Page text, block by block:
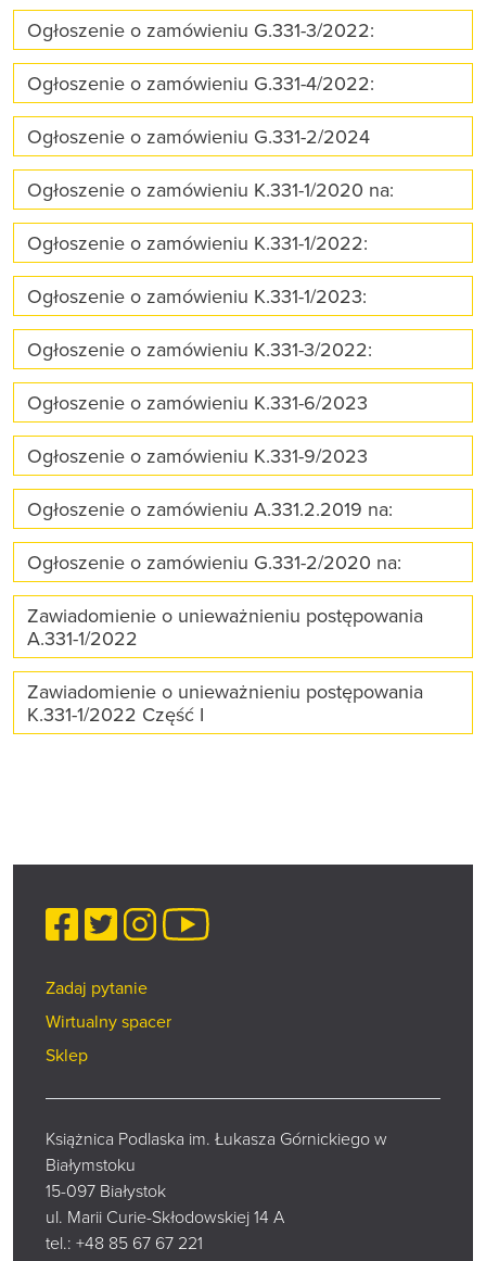
Ogłoszenie o zamówieniu G.331-3/2022:
Ogłoszenie o zamówieniu G.331-4/2022:
Ogłoszenie o zamówieniu G.331-2/2024
Ogłoszenie o zamówieniu K.331-1/2020 na:
Ogłoszenie o zamówieniu K.331-1/2022:
Ogłoszenie o zamówieniu K.331-1/2023:
Ogłoszenie o zamówieniu K.331-3/2022:
Ogłoszenie o zamówieniu K.331-6/2023
Ogłoszenie o zamówieniu K.331-9/2023
Ogłoszenie o zamówieniu A.331.2.2019 na:
Ogłoszenie o zamówieniu G.331-2/2020 na:
Zawiadomienie o unieważnieniu postępowania
A.331-1/2022
Zawiadomienie o unieważnieniu postępowania
K.331-1/2022 Część I
Facebook
TwitterInstagram
YouTube
Zadaj pytanie
Wirtualny spacer
Sklep
Książnica Podlaska im. Łukasza Górnickiego w
Białymstoku
15-097 Białystok
ul. Marii Curie-Skłodowskiej 14 A
tel.: +48 85 67 67 221